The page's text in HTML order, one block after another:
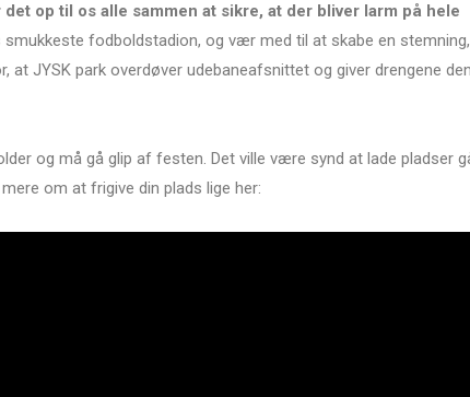
op til os alle sammen at sikre, at der bliver larm på hele
smukkeste fodboldstadion, og vær med til at skabe en stemning,
at JYSK park overdøver udebaneafsnittet og giver drengene
og må gå glip af festen. Det ville være synd at lade pladser
om at frigive din plads lige her: